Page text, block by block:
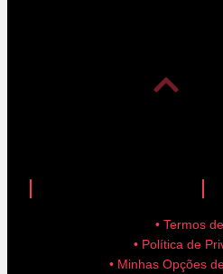
• Termos
• Política de
• Minhas Opções